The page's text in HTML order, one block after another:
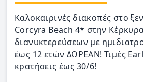
Καλοκαιρινές διακοπές στο
Corcyra Beach 4* στην
διανυκτερεύσεων με
έως 12 ετών ΔΩΡΕΑΝ! Τιμές
κρατήσεις έως 30/6!